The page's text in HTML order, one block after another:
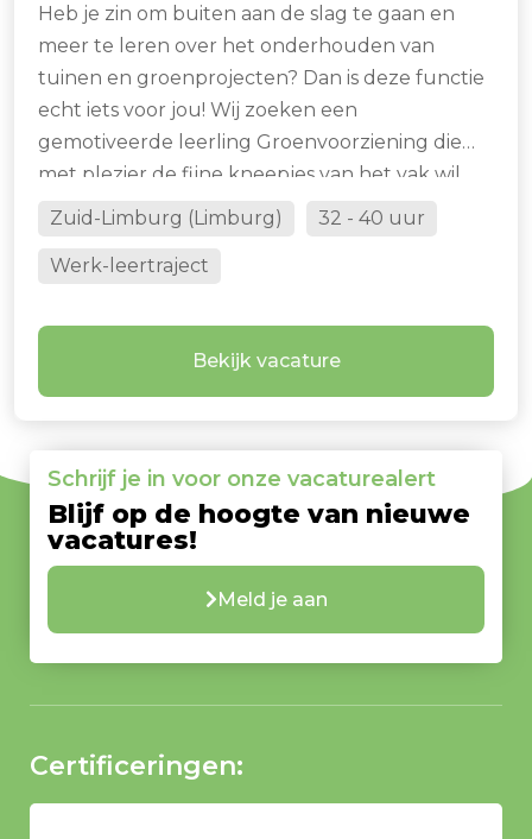
Heb je zin om buiten aan de slag te gaan en
meer te leren over het onderhouden van
tuinen en groenprojecten? Dan is deze functie
echt iets voor jou! Wij zoeken een
gemotiveerde leerling Groenvoorziening die
met plezier de fijne kneepjes van het vak wil
leren en zich verder wil ontwikkelen binnen de
te doen en samen met een team van ervaren
dit als iets voor jou? Lees dan snel verder!
Zuid-Limburg (Limburg) 32 - 40 uur
Werk-leertraject
Bekijk vacature
Schrijf je in voor onze vacaturealert
Blijf op de hoogte van nieuwe
vacatures!
Meld je aan
Certificeringen: